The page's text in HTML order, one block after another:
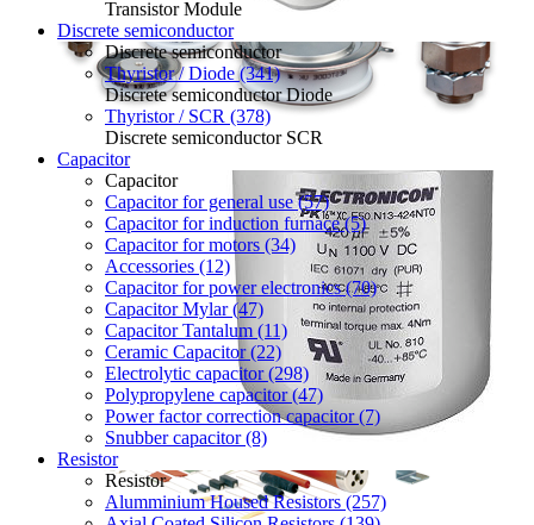
Transistor Module
Discrete semiconductor
Discrete semiconductor
Thyristor / Diode (341)
Discrete semiconductor Diode
Thyristor / SCR (378)
Discrete semiconductor SCR
Capacitor
Capacitor
Capacitor for general use (57)
Capacitor for induction furnace (5)
Capacitor for motors (34)
Accessories (12)
Capacitor for power electronics (70)
Capacitor Mylar (47)
Capacitor Tantalum (11)
Ceramic Capacitor (22)
Electrolytic capacitor (298)
Polypropylene capacitor (47)
Power factor correction capacitor (7)
Snubber capacitor (8)
Resistor
Resistor
Alumminium Housed Resistors (257)